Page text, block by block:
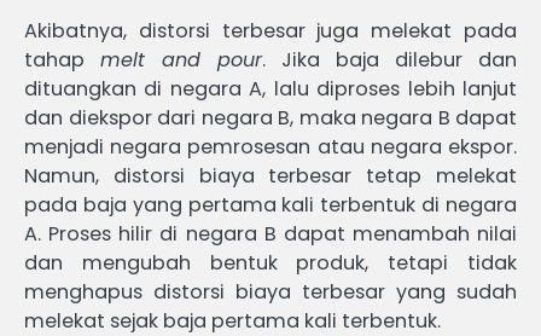
Akibatnya, distorsi terbesar juga melekat pada
tahap melt and pour. Jika baja dilebur dan
dituangkan di negara A, lalu diproses lebih lanjut
dan diekspor dari negara B, maka negara B dapat
menjadi negara pemrosesan atau negara ekspor.
Namun, distorsi biaya terbesar tetap melekat
pada baja yang pertama kali terbentuk di negara
A. Proses hilir di negara B dapat menambah nilai
dan mengubah bentuk produk, tetapi tidak
menghapus distorsi biaya terbesar yang sudah
melekat sejak baja pertama kali terbentuk.